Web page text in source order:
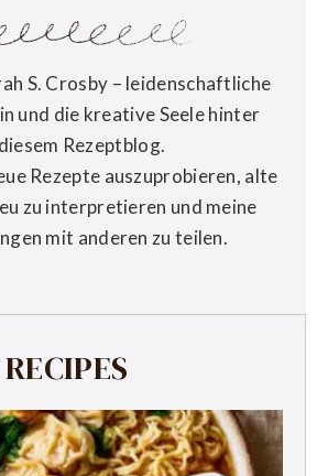
S. Crosby – leidenschaftliche
und die kreative Seele hinter
diesem Rezeptblog.
Rezepte auszuprobieren, alte
zu interpretieren und meine
mit anderen zu teilen.